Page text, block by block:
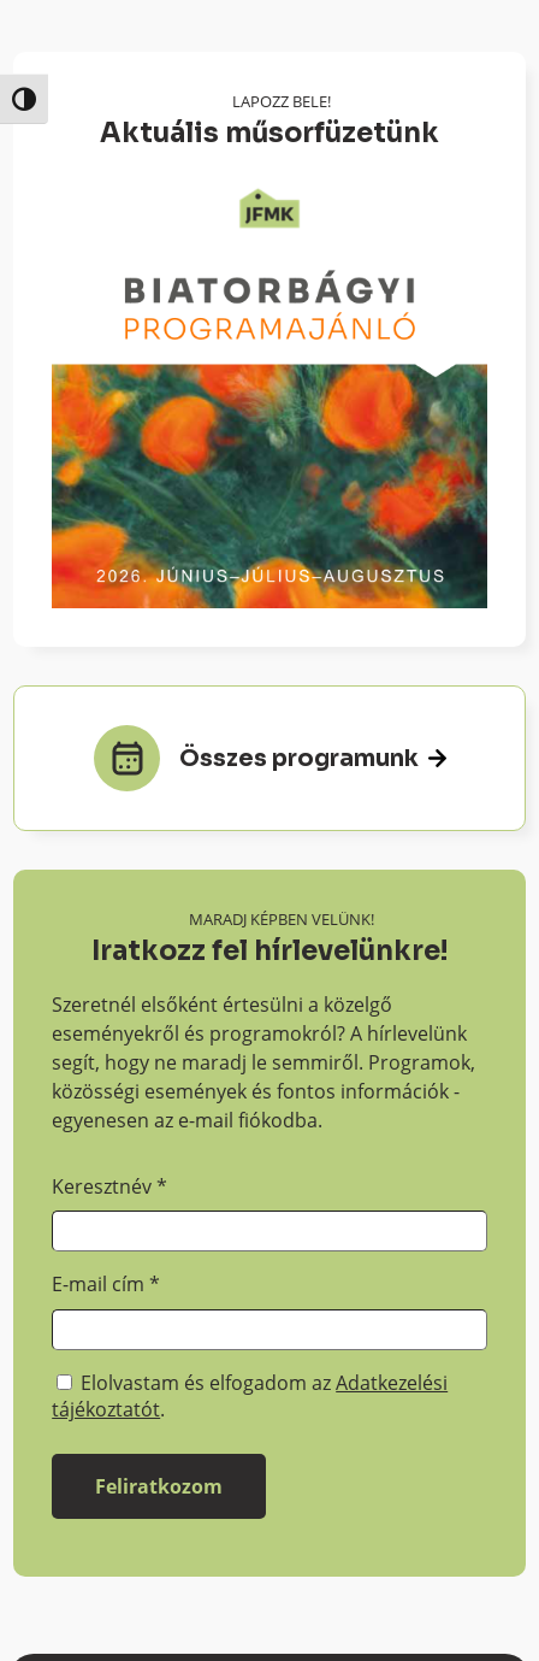
Nagy kontraszt váltása LAPOZZ BELE!
Aktuális műsorfüzetünk
Összes programunk
MARADJ KÉPBEN VELÜNK!
Iratkozz fel hírlevelünkre!
Szeretnél elsőként értesülni a közelgő
eseményekről és programokról? A hírlevelünk
segít, hogy ne maradj le semmiről. Programok,
közösségi események és fontos információk -
egyenesen az e-mail fiókodba.
Keresztnév*
E-mail cím*
Elolvastam és elfogadom azAdatkezelési
tájékoztatót.